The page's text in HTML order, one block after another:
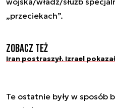
„przeciekach”.
Zobacz też
Iran postraszył. Izrael
Te ostatnie były w sposób